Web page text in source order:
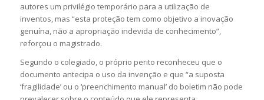
autores um privilégio temporário para a utilização de
inventos, mas “esta proteção tem como objetivo a inovação
genuína, não a apropriação indevida de conhecimento”,
reforçou o magistrado.
Segundo o colegiado, o próprio perito reconheceu que o
documento antecipa o uso da invenção e que “a suposta
‘fragilidade’ ou o ‘preenchimento manual’ do boletim não pode